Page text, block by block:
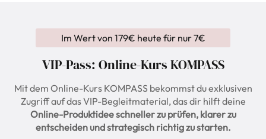
Im Wert von 179€ heute für nur 7€
VIP-Pass: Online-Kurs KOMPASS
Mit dem Online-Kurs KOMPASS bekommst du exklusiven
Zugriff auf das VIP-Begleitmaterial, das dir hilft deine
Online-Produktidee schneller zu prüfen, klarer zu
entscheiden und strategisch richtig zu starten.